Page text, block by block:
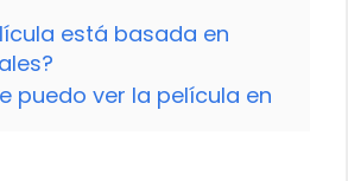
está basada en
puedo ver la película en